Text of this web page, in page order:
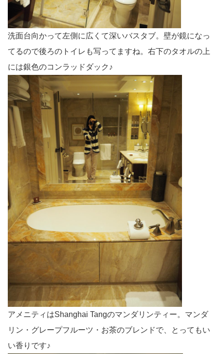
洗面台向かって左側に広くて深いバスタブ。壁が鏡になっ
てるので後ろのトイレも写ってますね。右下のタオルの上
には銀色のコンラッドダック♪
アメニティはShanghai Tangのマンダリンティー。マンダ
リン・グレープフルーツ・お茶のブレンドで、とってもい
い香りです♪